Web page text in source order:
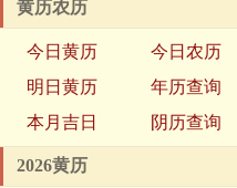
黄历农历
今日黄历 今日农历
明日黄历
年历查询
本月吉日
阴历查询
2026黄历